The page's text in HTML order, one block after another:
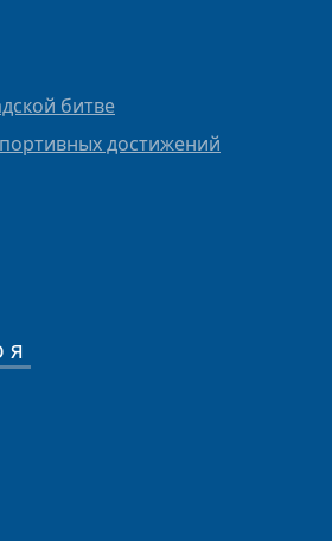
битве
достижений
я